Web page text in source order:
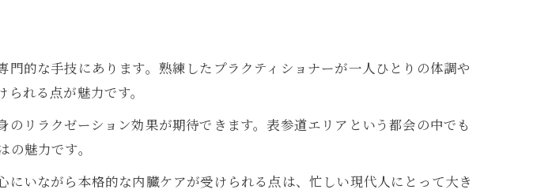
ネイザン効果を解説
のチネイザン施術とは
がもたらす健康効果
待される内臓機能の変化
体験が人気な理由
参道で実感する方法
的な手技にあります。熟練したプラクティショナーが一人ひとりの体調や
れる点が魅力です。
リラクゼーション効果が期待できます。表参道エリアという都会の中でも
魅力です。
いながら本格的な内臓ケアが受けられる点は、忙しい現代人にとって大き